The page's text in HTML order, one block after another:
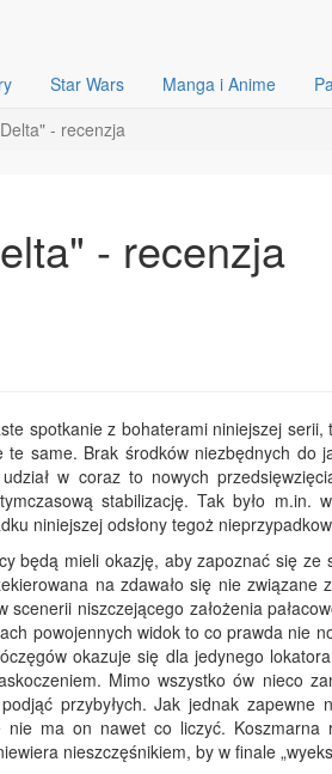
Star Wars Manga i Anime
- recenzja
- recenzja
spotkanie z bohaterami niniejszej
te same. Brak środków niezbędnych do
w coraz to nowych
stabilizację. Tak było m.in.
niniejszej odsłony tegoż
będą mieli okazję, aby zapoznać się ze
na zdawało się nie związane
scenerii niszczejącego założenia
powojennych widok to co prawda nie
okazuje się dla jedynego
Mimo wszystko ów nieco
przybyłych. Jak jednak zapewne
nie ma on nawet co liczyć. Koszmarna
nieszczęśnikiem, by w finale